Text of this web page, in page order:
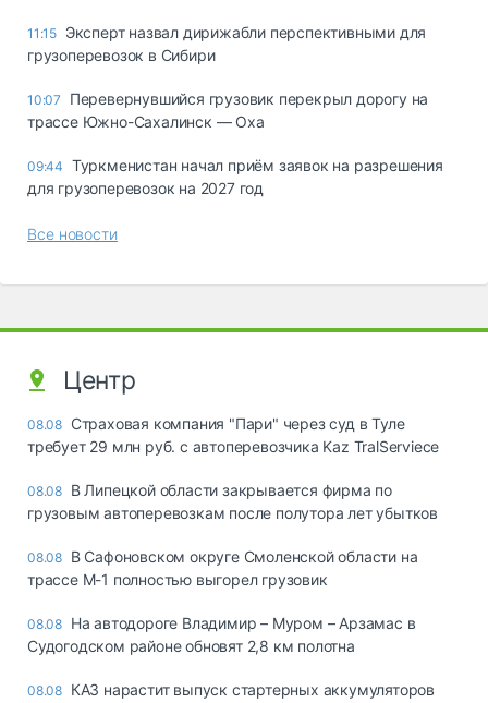
11:15 Эксперт назвал дирижабли перспективными для
грузоперевозок в Сибири
10:07
Перевернувшийся грузовик перекрыл дорогу на
трассе Южно-Сахалинск — Оха
09:44 Туркменистан начал приём заявок на разрешения
для грузоперевозок на 2027 год
Все новости
Центр
08.08 Страховая компания "Пари" через суд в Туле
требует 29 млн руб. с автоперевозчика Kaz TralServiece
08.08 В Липецкой области закрывается фирма по
грузовым автоперевозкам после полутора лет убытков
08.08 В Сафоновском округе Смоленской области на
трассе М-1 полностью выгорел грузовик
08.08 На автодороге Владимир – Муром – Арзамас в
Судогодском районе обновят 2,8 км полотна
08.08 КАЗ нарастит выпуск стартерных аккумуляторов